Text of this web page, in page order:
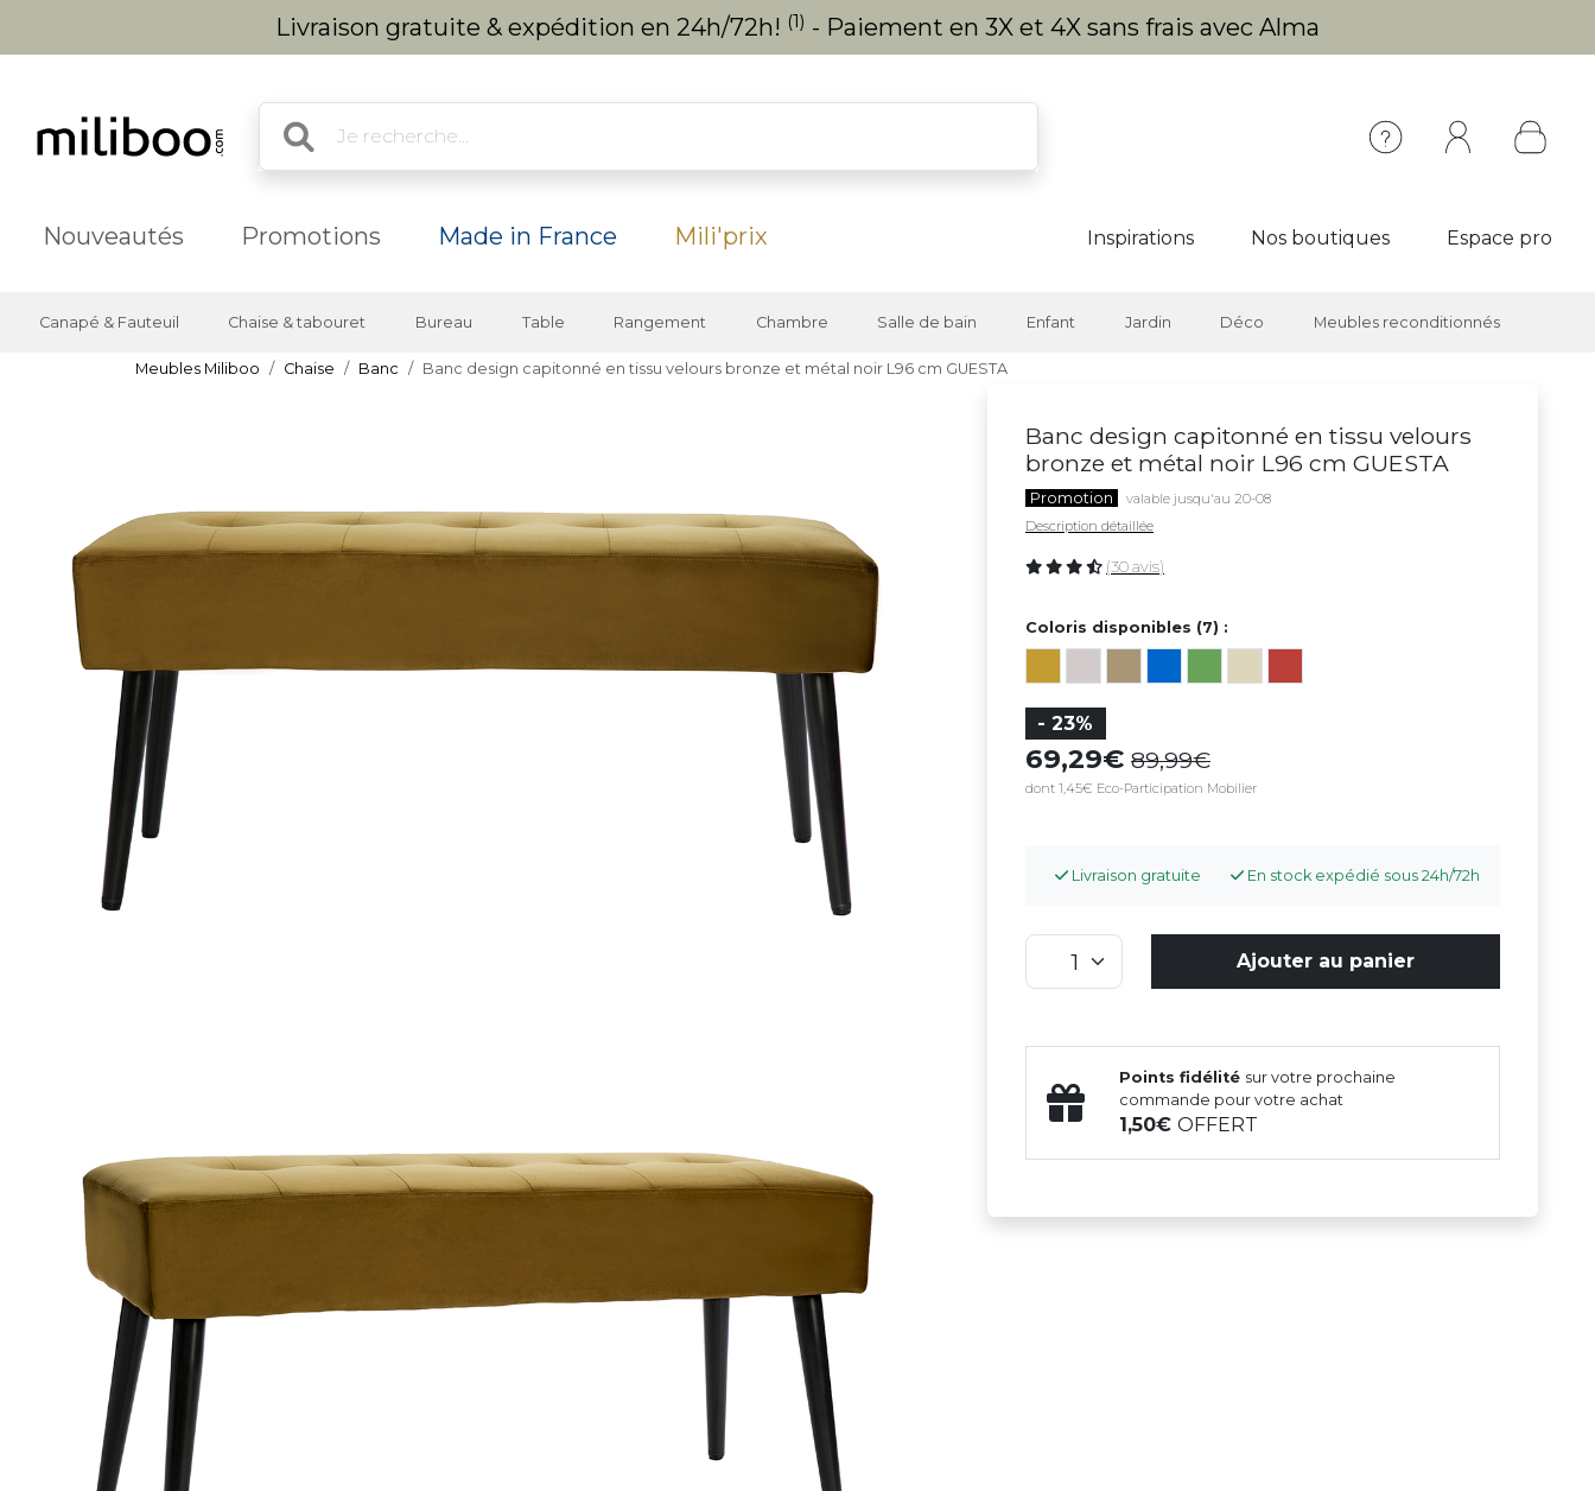
Livraison gratuite & expédition en 24h/72h! (1) - Paiement en 3X et 4X sans frais avec Alma
Nouveautés Promotions Made in France Mili'prix Inspirations Nos boutiques Espace pro
Canapé & Fauteuil Chaise & tabouret Bureau Table Rangement Chambre Salle de bain Enfant Jardin Déco Meubles reconditionnés
Meubles Miliboo Chaise Banc Banc design capitonné en tissu velours bronze et métal noir L96 cm GUESTA
Banc design capitonné en tissu velours
bronze et métal noir L96 cm GUESTA
Promotion
valable jusqu'au 20-08
Description détaillée
(30 avis)
Coloris disponibles (7) :
- 23%
69,29 89,99
dont 1,45€ Eco-Participation Mobilier
Livraison gratuite En stock expédié sous 24h/72h
Ajouter au panier
Points fidélité sur votre prochaine
commande pour votre achat
1,50OFFERT